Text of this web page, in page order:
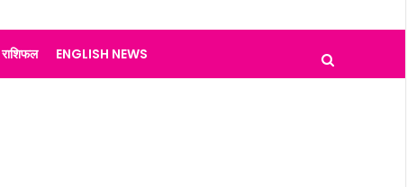
राशिफल ENGLISH NEWS